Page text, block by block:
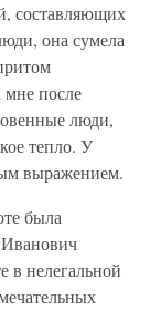
составляющих
она сумела
мне после
люди,
тепло. У
выражением.
была
в нелегальной